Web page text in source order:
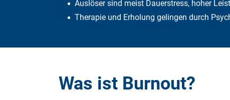
Auslöser sind meist Dauerstress, hoher
Therapie und Erholung gelingen durch
Was ist Burnout?